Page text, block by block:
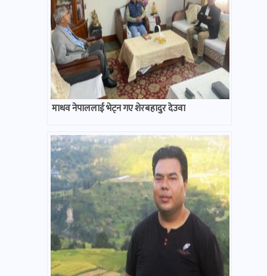
माधव नेपाललाई भेट्न गए शेरबहादुर देउवा